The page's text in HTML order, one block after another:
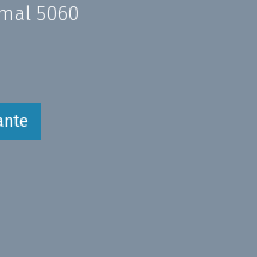
5060